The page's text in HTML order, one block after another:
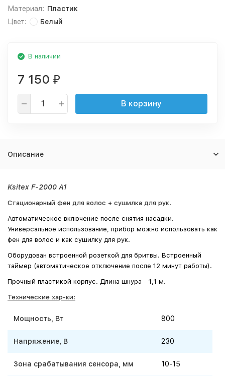
Материал: Пластик
Цвет:
Белый
В наличии
7 150 ₽
В корзину
Описание
Ksitex F-2000 А1
Стационарный фен для волос + сушилка для рук.
Автоматическое включение после снятия насадки.
Универсальное использование, прибор можно использовать как
фен для волос и как сушилку для рук.
Оборудован встроенной розеткой для бритвы. Встроенный
таймер (автоматическое отключение после 12 минут работы).
Прочный пластикой корпус. Длина шнура - 1,1 м.
Технические хар-ки:
Мощность, Вт 800
Напряжение, В 230
Зона срабатывания сенсора, мм 10-15